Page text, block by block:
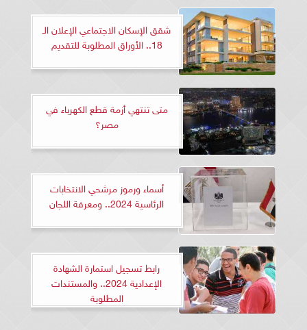
شقق الإسكان الاجتماعي الإعلان الـ
18.. الأوراق المطلوبة للتقديم
متى تنتهي أزمة قطع الكهرباء في
مصر؟
أسماء ورموز مرشحي الانتخابات
الرئاسية 2024.. ومعرفة اللجان
رابط تسجيل استمارة الشهادة
الإعدادية 2024.. والمستندات
المطلوبة